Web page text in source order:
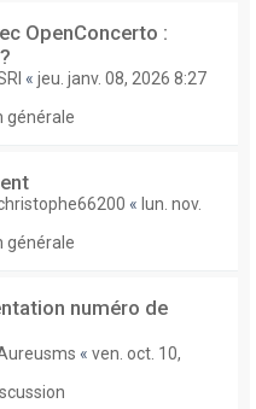
OpenConcerto :
« jeu. janv. 08, 2026 8:27
générale
« lun. nov.
générale
numéro de
« ven. oct. 10,